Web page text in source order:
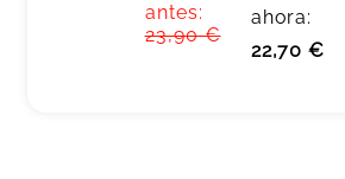
antes:
23,90 €
ahora:
22,70 €